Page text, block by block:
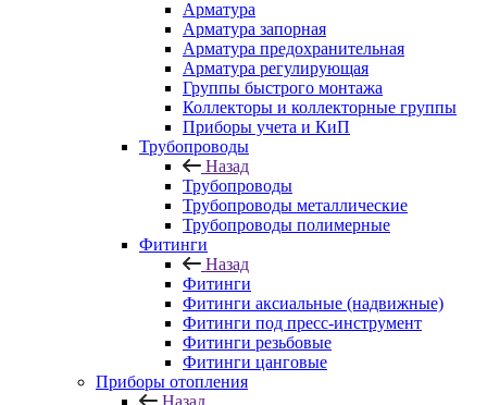
Арматура
Арматура запорная
Арматура предохранительная
Арматура регулирующая
Группы быстрого монтажа
Коллекторы и коллекторные группы
Приборы учета и КиП
Трубопроводы
Назад
Трубопроводы
Трубопроводы металлические
Трубопроводы полимерные
Фитинги
Назад
Фитинги
Фитинги аксиальные (надвижные)
Фитинги под пресс-инструмент
Фитинги резьбовые
Фитинги цанговые
Приборы отопления